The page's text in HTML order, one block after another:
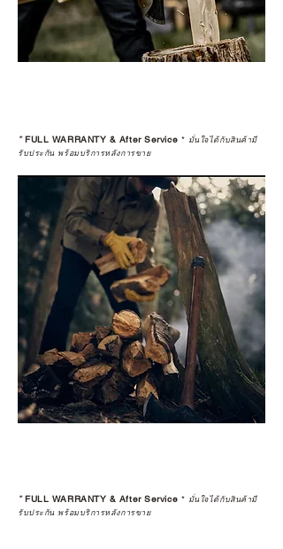
*FULL WARRANTY & After Service * มั่นใจได้กับสินค้ามี
รับประกัน พร้อมบริการหลังการขาย
*FULL WARRANTY & After Service * มั่นใจได้กับสินค้ามี
รับประกัน พร้อมบริการหลังการขาย